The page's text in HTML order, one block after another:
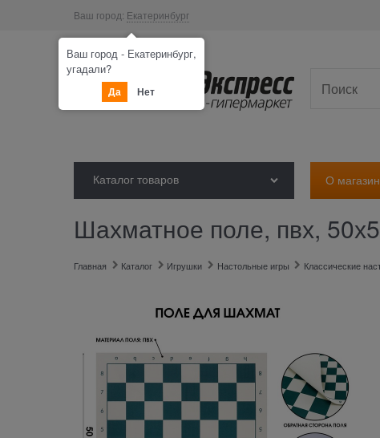
Ваш город: Екатеринбург
Каталог товаров О
Шахматное поле, пвх,
Главная Каталог Игрушки Настольные игры Классические
Ваш город - Екатеринбург,
угадали?
Да Нет